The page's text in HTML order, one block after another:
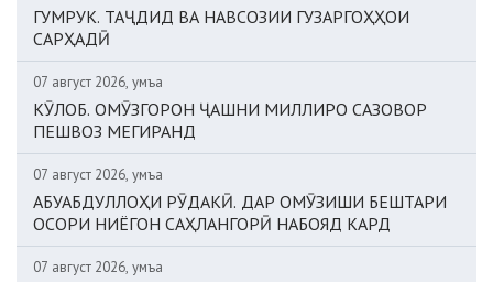
ГУМРУК. ТАҶДИД ВА НАВСОЗИИ ГУЗАРГОҲҲОИ
САРҲАДӢ
07 август 2026, Ҷумъа
КӮЛОБ. ОМӮЗГОРОН ҶАШНИ МИЛЛИРО САЗОВОР
ПЕШВОЗ МЕГИРАНД
07 август 2026, Ҷумъа
АБУАБДУЛЛОҲИ РӮДАКӢ. ДАР ОМӮЗИШИ БЕШТАРИ
ОСОРИ НИЁГОН САҲЛАНГОРӢ НАБОЯД КАРД
07 август 2026, Ҷумъа